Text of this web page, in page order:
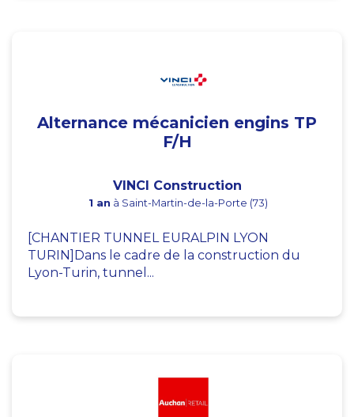
Alternance mécanicien engins TP
F/H
VINCI Construction
1 an à Saint-Martin-de-la-Porte (73)
[CHANTIER TUNNEL EURALPIN LYON
TURIN]Dans le cadre de la construction du
Lyon-Turin, tunnel...